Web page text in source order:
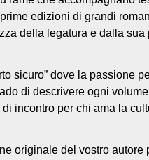
edizioni di grandi
della legatura e dalla
sicuro” dove la passione
di descrivere ogni
incontro per chi ama la
originale del vostro autore